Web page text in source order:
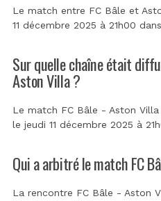
Le match entre FC Bâle et
11 décembre 2025 à 21h00
Sur quelle chaîne était
Aston Villa ?
Le match FC Bâle - Aston
le jeudi 11 décembre 2025 à
Qui a arbitré le match FC
La rencontre FC Bâle - Aston